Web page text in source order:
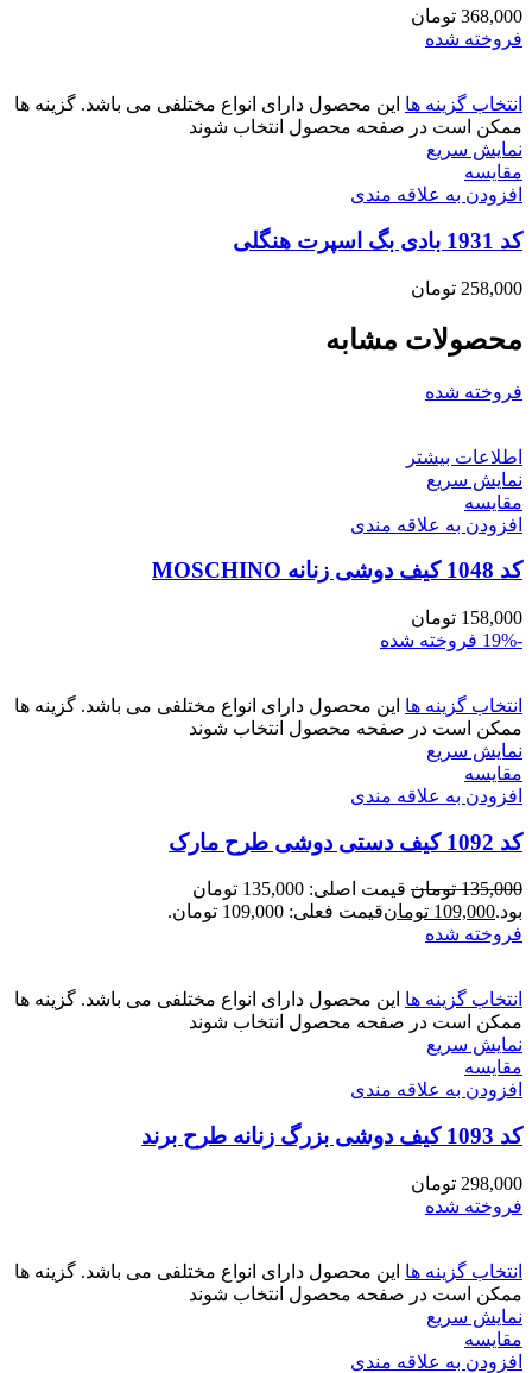
368,000 تومان
فروخته شده
انتخاب گزینه ها این محصول دارای انواع مختلفی می باشد. گزینه ها
ممکن است در صفحه محصول انتخاب شوند
نمایش سریع
مقايسه
افزودن به علاقه مندی
کد 1931 بادی بگ اسپرت هنگلی
258,000 تومان
محصولات مشابه
فروخته شده
اطلاعات بیشتر
نمایش سریع
مقايسه
افزودن به علاقه مندی
کد 1048 کیف دوشی زنانه MOSCHINO
158,000 تومان
-19%
فروخته شده
انتخاب گزینه ها این محصول دارای انواع مختلفی می باشد. گزینه ها
ممکن است در صفحه محصول انتخاب شوند
نمایش سریع
مقايسه
افزودن به علاقه مندی
کد 1092 کیف دستی دوشی طرح مارک
135,000 تومان
قیمت اصلی: 135,000 تومان
بود.109,000 تومانقیمت فعلی: 109,000 تومان.
فروخته شده
انتخاب گزینه ها این محصول دارای انواع مختلفی می باشد. گزینه ها
ممکن است در صفحه محصول انتخاب شوند
نمایش سریع
مقايسه
افزودن به علاقه مندی
کد 1093 کیف دوشی بزرگ زنانه طرح برند
298,000 تومان
فروخته شده
انتخاب گزینه ها این محصول دارای انواع مختلفی می باشد. گزینه ها
ممکن است در صفحه محصول انتخاب شوند
نمایش سریع
مقايسه
افزودن به علاقه مندی